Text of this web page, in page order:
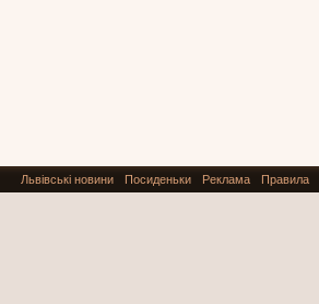
Львівські новини Посиденьки Реклама Правила